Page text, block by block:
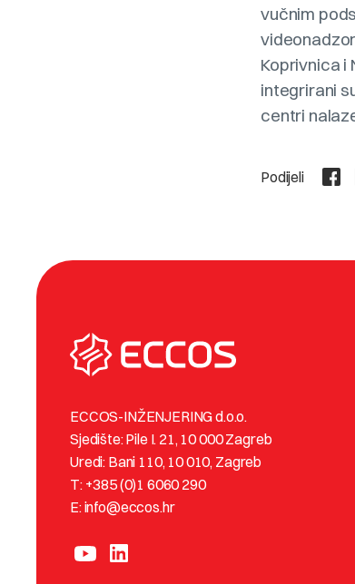
vučnim
Koprivnica i
integrirani
centri
Podijeli
ECCOS-INŽENJERING d.o.o.
Sjedište: Pile I. 21, 10 000 Zagreb
Uredi: Bani 110, 10 010, Zagreb
T: +385 (0)1 6060 290
E: info@eccos.hr